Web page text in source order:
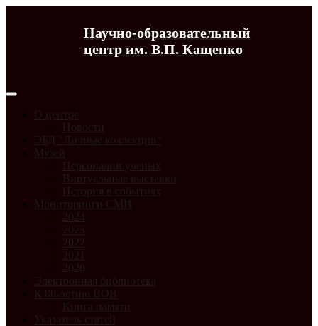
Научно-образовательный
центр им. В.П. Кащенко
О центре
Новости
ЭБД "Личные коллекции"
Музей
Персоналии ученых
Виртуальные выставки
История в событиях
Мониторинги СМИ
2024
2023
2022
2021
2020
Электронная библиотека
К 80-летию ВОВ
Книга памяти
Указатель статей